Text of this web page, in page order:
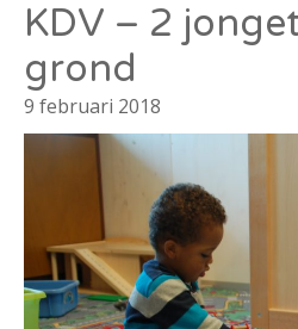
KDV – 2
grond
9 februari 2018